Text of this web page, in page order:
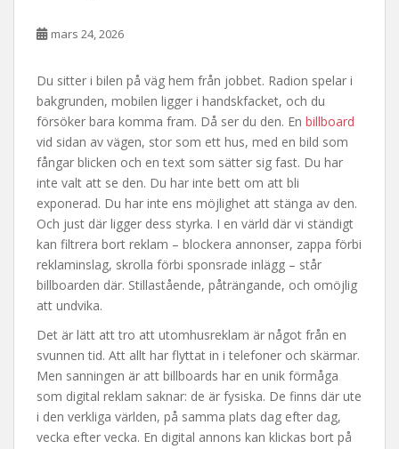
mars 24, 2026
Du sitter i bilen på väg hem från jobbet. Radion spelar i
bakgrunden, mobilen ligger i handskfacket, och du
försöker bara komma fram. Då ser du den. En billboard
vid sidan av vägen, stor som ett hus, med en bild som
fångar blicken och en text som sätter sig fast. Du har
inte valt att se den. Du har inte bett om att bli
exponerad. Du har inte ens möjlighet att stänga av den.
Och just där ligger dess styrka. I en värld där vi ständigt
kan filtrera bort reklam – blockera annonser, zappa förbi
reklaminslag, skrolla förbi sponsrade inlägg – står
billboarden där. Stillastående, påträngande, och omöjlig
att undvika.
Det är lätt att tro att utomhusreklam är något från en
svunnen tid. Att allt har flyttat in i telefoner och skärmar.
Men sanningen är att billboards har en unik förmåga
som digital reklam saknar: de är fysiska. De finns där ute
i den verkliga världen, på samma plats dag efter dag,
vecka efter vecka. En digital annons kan klickas bort på